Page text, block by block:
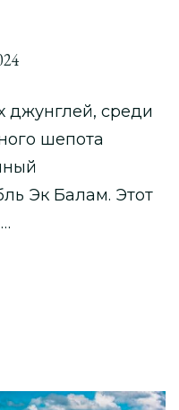
джунглей, среди
шепота
Эк Балам. Этот